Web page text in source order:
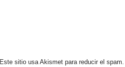
Este sitio usa Akismet para reducir el spam.